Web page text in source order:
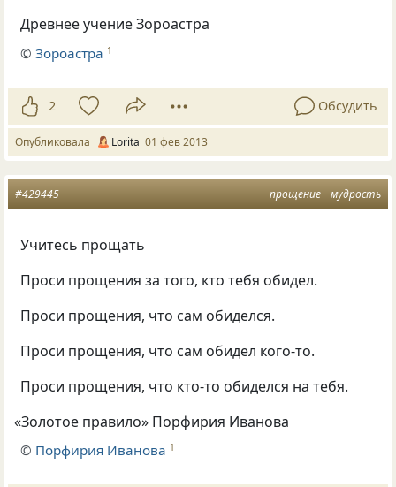
Древнее учение Зороастра
©Зороастра 1
2 Обсудить
Опубликовала Lorita 01 фев 2013
прощение мудрость
#429445
Учитесь прощать
Проси прощения за того, кто тебя обидел.
Проси прощения, что сам обиделся.
Проси прощения, что сам обидел кого-то.
Проси прощения, что кто-то обиделся на тебя.
«Золотое правило» Порфирия Иванова
© Порфирия Иванова 1